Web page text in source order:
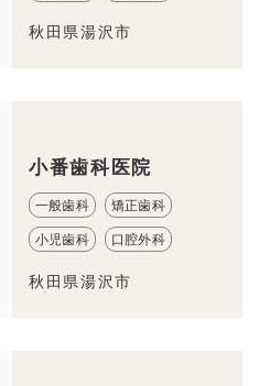
秋田県湯沢市
小番歯科医院
一般歯科 矯正歯科
小児歯科 口腔外科
秋田県湯沢市